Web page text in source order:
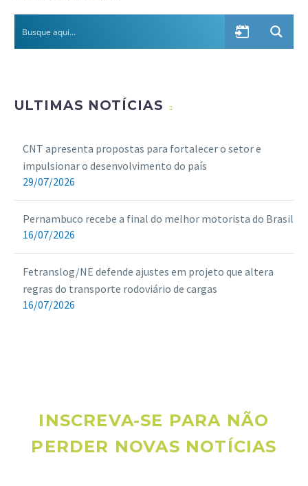
ULTIMAS NOTÍCIAS
CNT apresenta propostas para fortalecer o setor e
impulsionar o desenvolvimento do país
29/07/2026
Pernambuco recebe a final do melhor motorista do Brasil
16/07/2026
Fetranslog/NE defende ajustes em projeto que altera
regras do transporte rodoviário de cargas
16/07/2026
INSCREVA-SE PARA NÃO
PERDER NOVAS NOTÍCIAS